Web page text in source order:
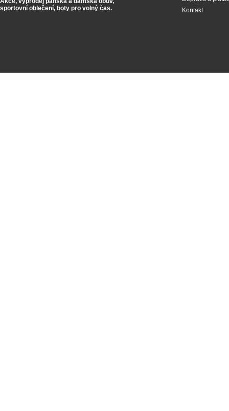
sportovní oblečení, boty pro volný čas.
Kontakt